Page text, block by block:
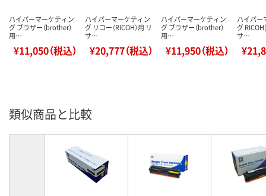
ハイパーマーケティン
グ ブラザー（brother）
用…
¥11,050（税込）
ハイパーマーケティン
グ リコー（RICOH）用 リ
サ…
¥20,777（税込）
ハイパーマーケティン
グ ブラザー（brother）
用…
¥11,950（税込）
ハイパー
グ
サ…
類似商品と比較